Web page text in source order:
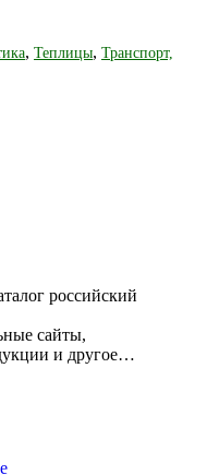
, Теплицы, Транспорт,
российский
сайты,
и другое…